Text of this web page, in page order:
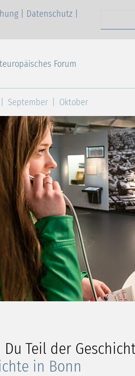
Datenschutz
Forum
September Oktober
Teil der
in Bonn